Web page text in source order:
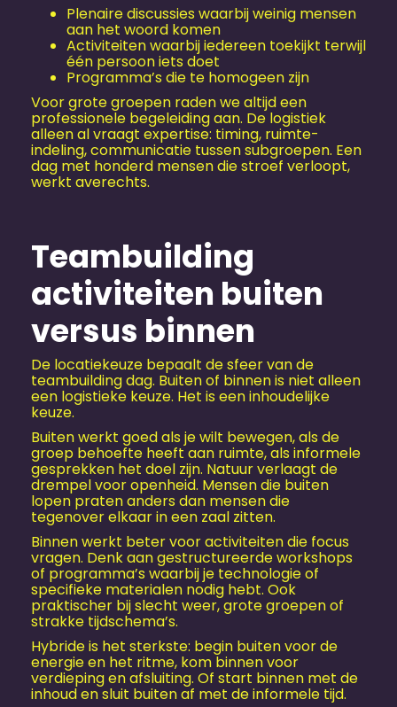
Plenaire discussies waarbij weinig mensen
aan het woord komen
Activiteiten waarbij iedereen toekijkt terwijl
één persoon iets doet
Programma’s die te homogeen zijn
Voor grote groepen raden we altijd een
professionele begeleiding aan. De logistiek
alleen al vraagt expertise: timing, ruimte-
indeling, communicatie tussen subgroepen. Een
dag met honderd mensen die stroef verloopt,
werkt averechts.
Teambuilding
activiteiten buiten
versus binnen
De locatiekeuze bepaalt de sfeer van de
teambuilding dag. Buiten of binnen is niet alleen
een logistieke keuze. Het is een inhoudelijke
keuze.
Buiten werkt goed als je wilt bewegen, als de
groep behoefte heeft aan ruimte, als informele
gesprekken het doel zijn. Natuur verlaagt de
drempel voor openheid. Mensen die buiten
lopen praten anders dan mensen die
tegenover elkaar in een zaal zitten.
Binnen werkt beter voor activiteiten die focus
vragen. Denk aan gestructureerde workshops
of programma’s waarbij je technologie of
specifieke materialen nodig hebt. Ook
praktischer bij slecht weer, grote groepen of
strakke tijdschema’s.
Hybride is het sterkste: begin buiten voor de
energie en het ritme, kom binnen voor
verdieping en afsluiting. Of start binnen met de
inhoud en sluit buiten af met de informele tijd.